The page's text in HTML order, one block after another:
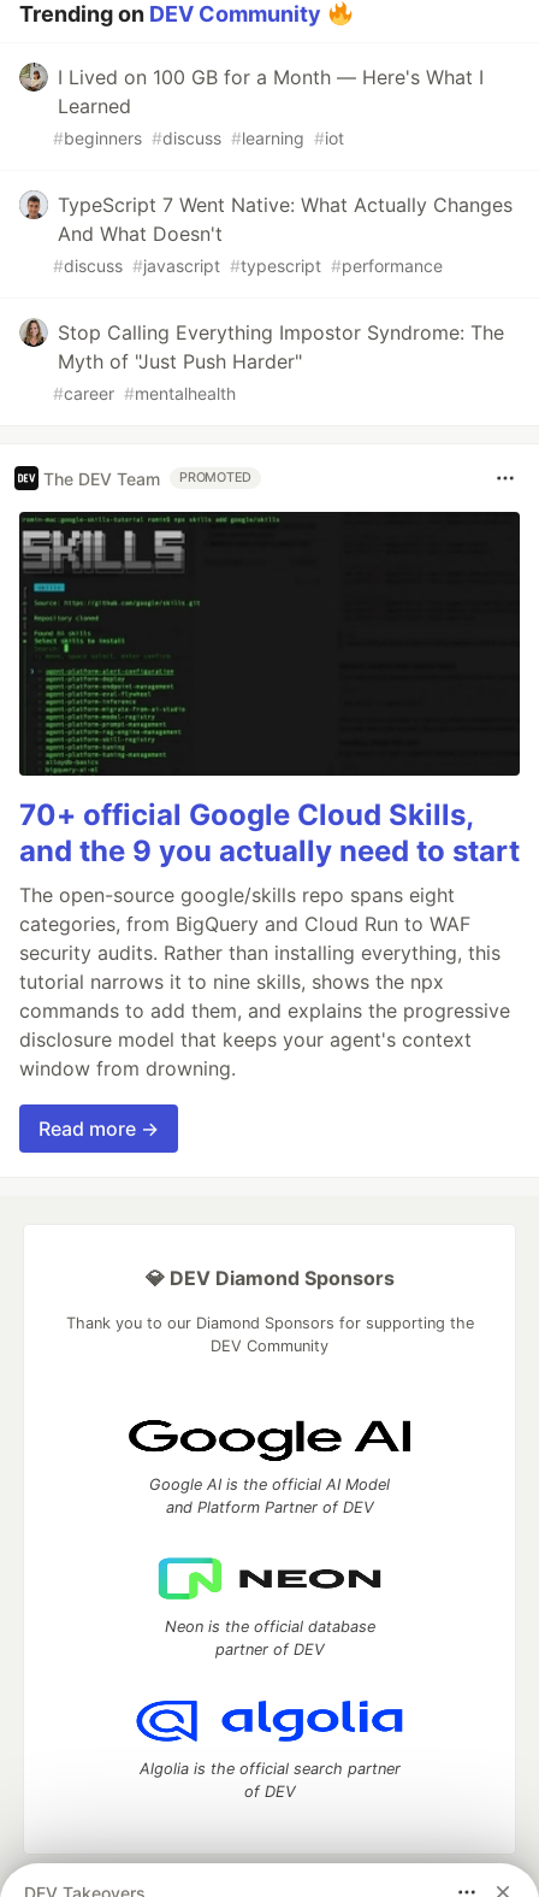
Trending on DEV Community
I Lived on 100 GB for a Month — Here's What I
Learned
#beginners #discuss #learning #iot
TypeScript 7 Went Native: What Actually Changes
And What Doesn't
#discuss #javascript #typescript #performance
Stop Calling Everything Impostor Syndrome: The
Myth of "Just Push Harder"
#career #mentalhealth
The DEV Team PROMOTED
70+ official Google Cloud Skills,
and the 9 you actually need to start
The open-source google/skills repo spans eight
categories, from BigQuery and Cloud Run to WAF
security audits. Rather than installing everything, this
tutorial narrows it to nine skills, shows the npx
commands to add them, and explains the progressive
disclosure model that keeps your agent's context
window from drowning.
Read more →
DEV Takeovers
💎 DEV Diamond Sponsors
Thank you to our Diamond Sponsors for supporting the
DEV Community
Google AI is the official AI Model
and Platform Partner of DEV
Neon is the official database
partner of DEV
Algolia is the official search partner
of DEV